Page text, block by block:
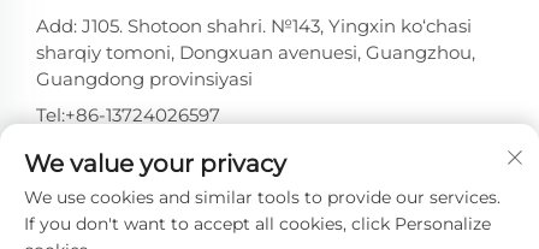
Add: J105. Shotoon shahri. №143, Yingxin ko‘chasi
sharqiy tomoni, Dongxuan avenuesi, Guangzhou,
Guangdong provinsiyasi
Tel:+86-13724026597
Elektron pochta:
[email protected]
We value your privacy
We use cookies and similar tools to provide our services.
If you don't want to accept all cookies, click Personalize